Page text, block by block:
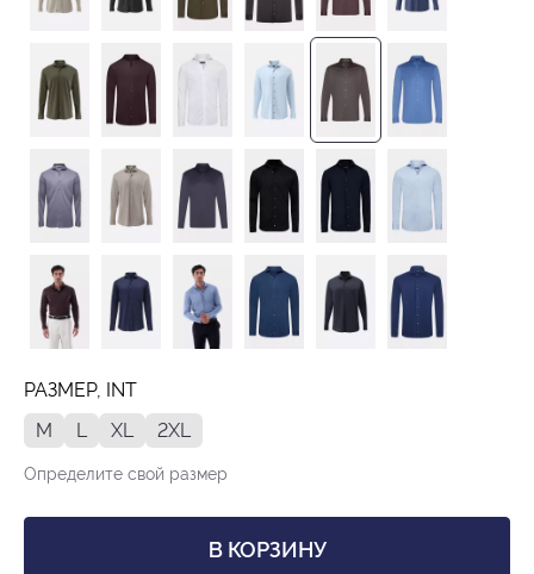
РАЗМЕР, INT
M
L XL 2XL
Определите свой размер
В КОРЗИНУ